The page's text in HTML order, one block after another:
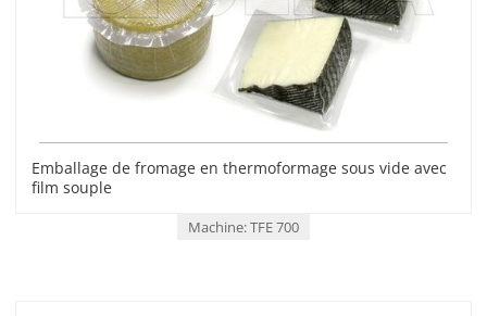
Emballage de fromage en thermoformage sous vide avec
film souple
Machine: TFE 700